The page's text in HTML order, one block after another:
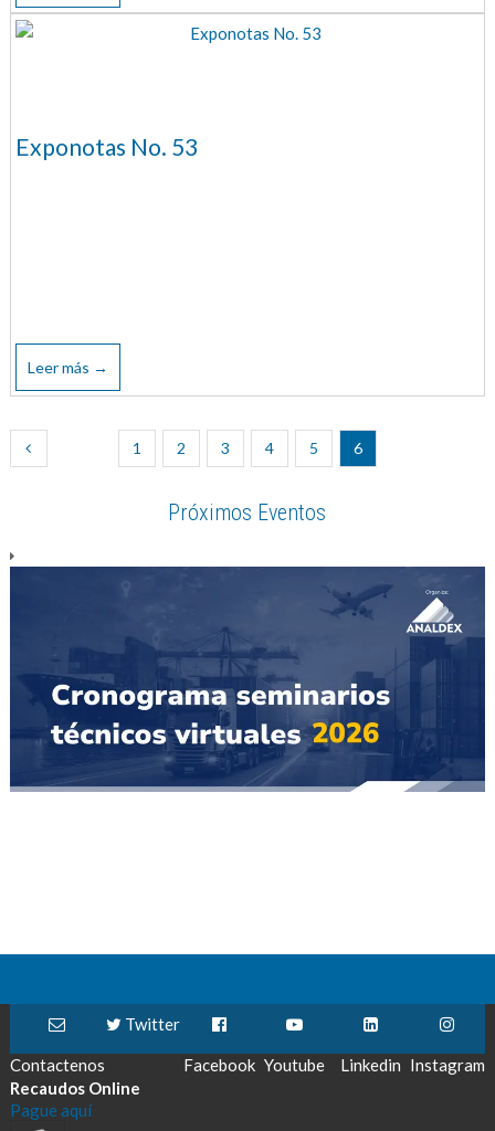
Exponotas No. 53
Leer más →
1 2 3 4 5 6
Próximos Eventos
Contactenos
Twitter
Facebook Youtube Linkedin Instagram
Recaudos Online
Pague aquí